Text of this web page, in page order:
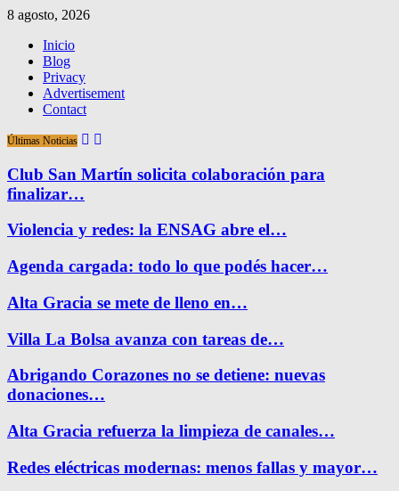
8 agosto, 2026
Inicio
Blog
Privacy
Advertisement
Contact
Últimas Noticias
Club San Martín solicita colaboración para
finalizar…
Violencia y redes: la ENSAG abre el…
Agenda cargada: todo lo que podés hacer…
Alta Gracia se mete de lleno en…
Villa La Bolsa avanza con tareas de…
Abrigando Corazones no se detiene: nuevas
donaciones…
Alta Gracia refuerza la limpieza de canales…
Redes eléctricas modernas: menos fallas y mayor…